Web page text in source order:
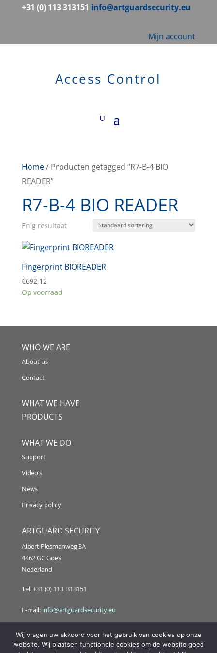
+31 (0) 113 313151 info@artguardsecurity.eu
Mijn account
Access Control
Home/ Producten getagged “R7-B-4 BIO
READER”
R7-B-4 BIO READER
Enig resultaat
Fingerprint BIOREADER
€692,12
Op voorraad
WHO WE ARE
About us
Contact
WHAT WE HAVE
PRODUCTS
WHAT WE DO
Support
Video’s
News
Privacy policy
ARTGUARD SECURITY
Albert Plesmanweg 3A
4462 GC Goes
Nederland
Tel: +31 (0) 113 313151
E-mail:info@artguardsecurity.eu
Copyright @2021 Artguard Security | Made in cooperation
Wij vragen uw akkoord voor het gebruik van cookies op onze
website. Wij plaatsen functionele cookies om de website goed